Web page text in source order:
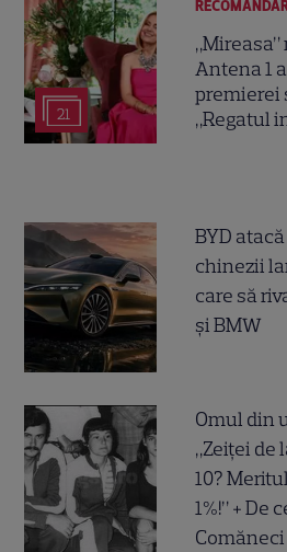
21
Antena 1
premierei
„Regatul
BYD
chinezii
care să
și BMW
Omul din
„Zeiței de
10?
1%!” + De